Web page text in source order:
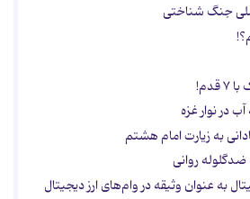
جنگ شناختی
در نوار غزه
به زیارت امام هشتم
روانی
به عنوان وثیقه در وام‌های ارز دیجیتال